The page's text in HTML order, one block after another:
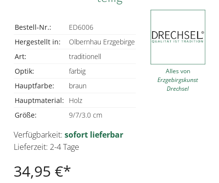
Bestell-Nr.:
ED6006
Hergestellt in:
Olbernhau Erzgebirge
Art:
traditionell
Optik:
farbig
Hauptfarbe:
braun
Hauptmaterial:
Holz
Größe:
9/7/3.0 cm
Alles von
Erzgebirgskunst
Drechsel
Verfügbarkeit: sofort lieferbar
Lieferzeit: 2-4 Tage
34,95 €